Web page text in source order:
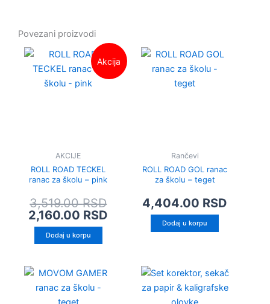
Povezani proizvodi
Akcija
AKCIJE
ROLL ROAD TECKEL
ranac za školu – pink
3,519.00RSD
Originalna
cena
je
2,160.00 RSD
Trenutna
cena
je:
2,160.00 RSD.
Dodaj u korpu
Rančevi
ROLL ROAD GOL ranac
za školu – teget
4,404.00 RSD
Dodaj u korpu